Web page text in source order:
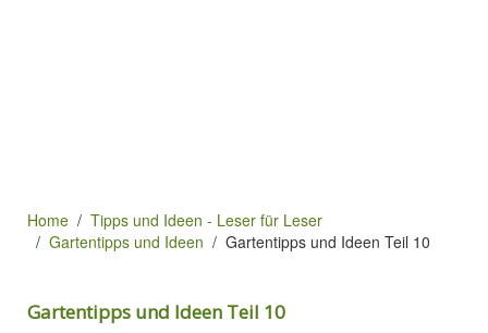
Home
Tipps und Ideen - Leser für Leser
Gartentipps und Ideen
Gartentipps und Ideen Teil 10
Gartentipps und Ideen Teil 10